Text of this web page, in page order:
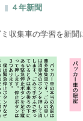
４年新聞
ミ収集車の学習を新聞